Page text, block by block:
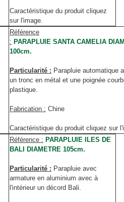
Caractéristique du produit cliquez
sur l'image.
Référence
: PARAPLUIE SANTA CAMELIA
100cm.
Particularité : Parapluie automatique
un tronc en métal et une poignée
plastique.
Fabrication : Chine
Caractéristique du produit cliquez sur
Référence : PARAPLUIE ILES DE
BALI DIAMETRE 105cm.
Particularité : Parapluie avec
armature en aluminium avec à
l'intérieur un décord Bali.